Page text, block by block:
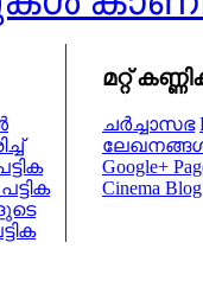
മറ്റ്
ചര്‍ച്ചാസഭ
Google+
Cinema Blog